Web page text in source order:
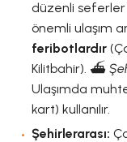
düzenli seferler
önemli ulaşım
feribotlardır
Kilitbahir). ⛴️
Ulaşımda
kart) kullanılır.
Şehirlerarası: